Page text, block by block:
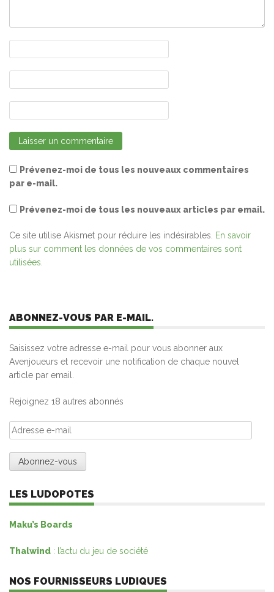
Prévenez-moi de tous les nouveaux commentaires
par e-mail.
Prévenez-moi de tous les nouveaux articles par email.
Ce site utilise Akismet pour réduire les indésirables.
En savoir
plus sur comment les données de vos commentaires sont
utilisées
ABONNEZ-VOUS PAR E-MAIL.
Saisissez votre adresse e-mail pour vous abonner aux
Avenjoueurs et recevoir une notification de chaque nouvel
article par email.
Rejoignez 18 autres abonnés
Adresse
e-
mail
LES LUDOPOTES
Maku’s Boards
Thalwind : l’actu du jeu de société
NOS FOURNISSEURS LUDIQUES